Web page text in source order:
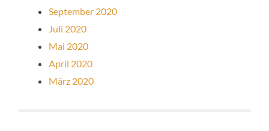
September 2020
Juli 2020
Mai 2020
April 2020
März 2020